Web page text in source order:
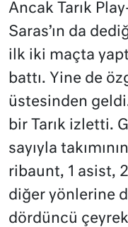
Ancak Tarık
Saras’ın da
ilk iki maçta
battı. Yine de
üstesinden
bir Tarık izletti.
sayıyla
ribaunt, 1 asist,
diğer yönlerine
dördüncü